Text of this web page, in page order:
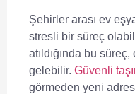
Şehirler arası ev
stresli bir süreç
atıldığında bu
gelebilir. Güvenli
görmeden yeni